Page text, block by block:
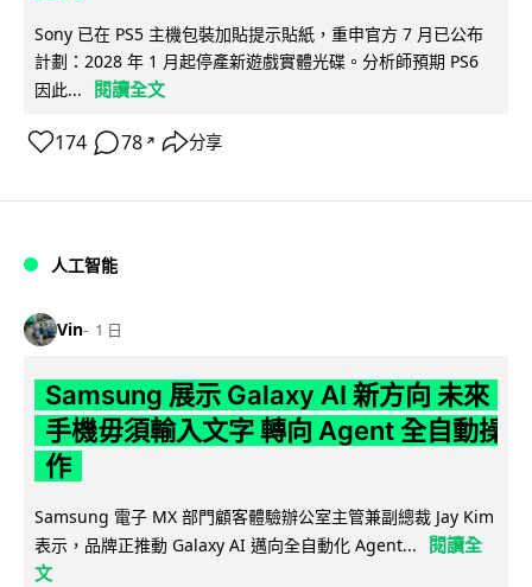
Sony 已在 PS5 主機包裝加貼提示貼紙，重申官方 7 月已公布
計劃：2028 年 1 月起停產新遊戲實體光碟。分析師預期 PS6
因此...
閱讀全文
174 78 ↗ 分享
人工智能
Vin 1 日
Samsung 展示 Galaxy AI 新方向 未來
手機毋須輸入文字 轉向 Agent 全自動操
作
Samsung 電子 MX 部門顧客體驗辦公室主管兼副總裁 Jay Kim
表示，品牌正推動 Galaxy AI 邁向全自動化 Agent...
閱讀全
文